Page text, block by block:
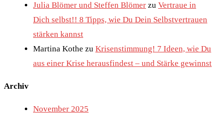
Julia Blömer und Steffen Blömer zu Vertraue in
Dich selbst!! 8 Tipps, wie Du Dein Selbstvertrauen
stärken kannst
Martina Kothe zu Krisenstimmung! 7 Ideen, wie Du
aus einer Krise herausfindest – und Stärke gewinnst
Archiv
November 2025